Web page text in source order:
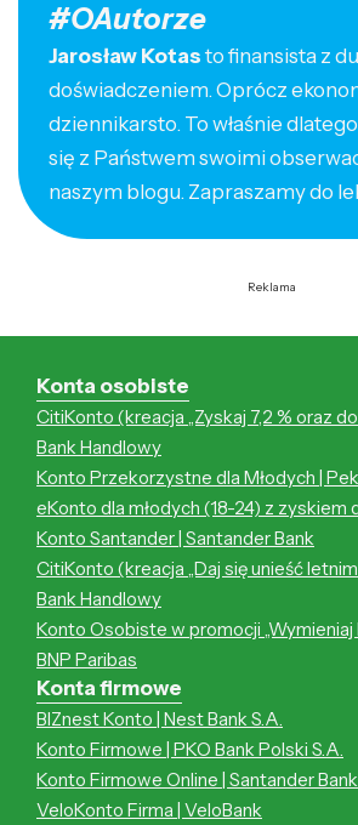
#OAutorze
Jarosław Kotas to finansista z
doświadczeniem. Oprócz
dziennikarsto. To właśnie
się z Państwem swoimi
naszym blogu. Zapraszamy do
Reklama
Konta osobiste
CitiKonto (kreacja „Zyskaj 7,2 % oraz
Bank Handlowy
Konto Przekorzystne dla Młodych |
eKonto dla młodych (18-24) z zyskiem
Konto Santander | Santander Bank
CitiKonto (kreacja „Daj się unieść
Bank Handlowy
Konto Osobiste w promocji „Wymieniaj
BNP Paribas
Konta firmowe
BIZnest Konto | Nest Bank S.A.
Konto Firmowe | PKO Bank Polski S.A.
Konto Firmowe Online | Santander Bank
VeloKonto Firma | VeloBank